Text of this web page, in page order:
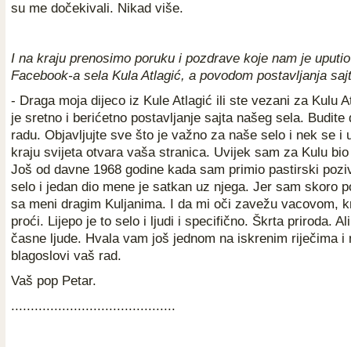
su me dočekivali. Nikad više.
I na kraju prenosimo poruku i pozdrave koje nam je
Facebook-a sela Kula Atlagić, a povodom postavljanja
- Draga moja dijeco iz Kule Atlagić ili ste vezani za Kulu
je sretno i berićetno postavljanje sajta našeg sela. Budite
radu. Objavljujte sve što je važno za naše selo i nek se i
kraju svijeta otvara vaša stranica. Uvijek sam za Kulu
Još od davne 1968 godine kada sam primio pastirski
selo i jedan dio mene je satkan uz njega. Jer sam skoro
sa meni dragim Kuljanima. I da mi oči zavežu vacovom,
proći. Lijepo je to selo i ljudi i specifično. Škrta priroda.
časne ljude. Hvala vam još jednom na iskrenim riječima i
blagoslovi vaš rad.
Vaš pop Petar.
..........................................